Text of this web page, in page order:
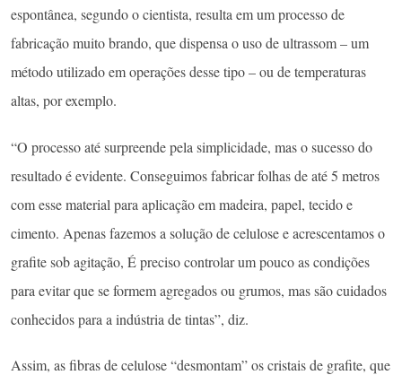
espontânea, segundo o cientista, resulta em um processo de
fabricação muito brando, que dispensa o uso de ultrassom – um
método utilizado em operações desse tipo – ou de temperaturas
altas, por exemplo.
“O processo até surpreende pela simplicidade, mas o sucesso do
resultado é evidente. Conseguimos fabricar folhas de até 5 metros
com esse material para aplicação em madeira, papel, tecido e
cimento. Apenas fazemos a solução de celulose e acrescentamos o
grafite sob agitação, É preciso controlar um pouco as condições
para evitar que se formem agregados ou grumos, mas são cuidados
conhecidos para a indústria de tintas”, diz.
Assim, as fibras de celulose “desmontam” os cristais de grafite, que